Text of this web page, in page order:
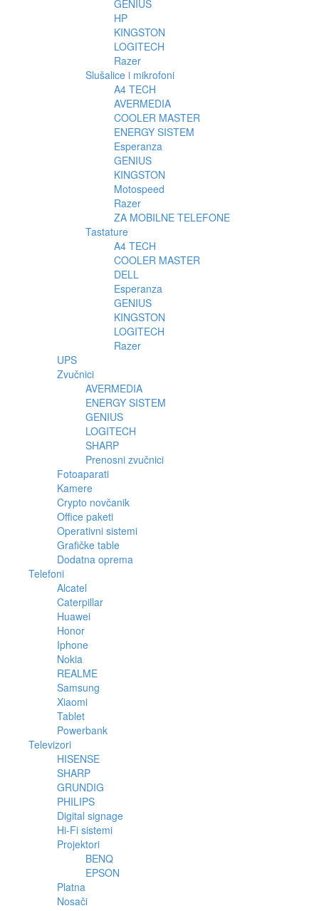
GENIUS
HP
KINGSTON
LOGITECH
Razer
Slušalice i mikrofoni
A4 TECH
AVERMEDIA
COOLER MASTER
ENERGY SISTEM
Esperanza
GENIUS
KINGSTON
Motospeed
Razer
ZA MOBILNE TELEFONE
Tastature
A4 TECH
COOLER MASTER
DELL
Esperanza
GENIUS
KINGSTON
LOGITECH
Razer
UPS
Zvučnici
AVERMEDIA
ENERGY SISTEM
GENIUS
LOGITECH
SHARP
Prenosni zvučnici
Fotoaparati
Kamere
Crypto novčanik
Office paketi
Operativni sistemi
Grafičke table
Dodatna oprema
Telefoni
Alcatel
Caterpillar
Huawei
Honor
Iphone
Nokia
REALME
Samsung
Xiaomi
Tablet
Powerbank
Televizori
HISENSE
SHARP
GRUNDIG
PHILIPS
Digital signage
Hi-Fi sistemi
Projektori
BENQ
EPSON
Platna
Nosači